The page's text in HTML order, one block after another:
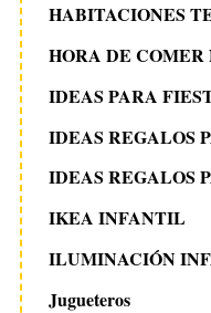
HABITACIONES
HORA DE COMER
IDEAS PARA
IDEAS REGALOS
IDEAS REGALOS
IKEA INFANTIL
ILUMINACIÓN
Jugueteros